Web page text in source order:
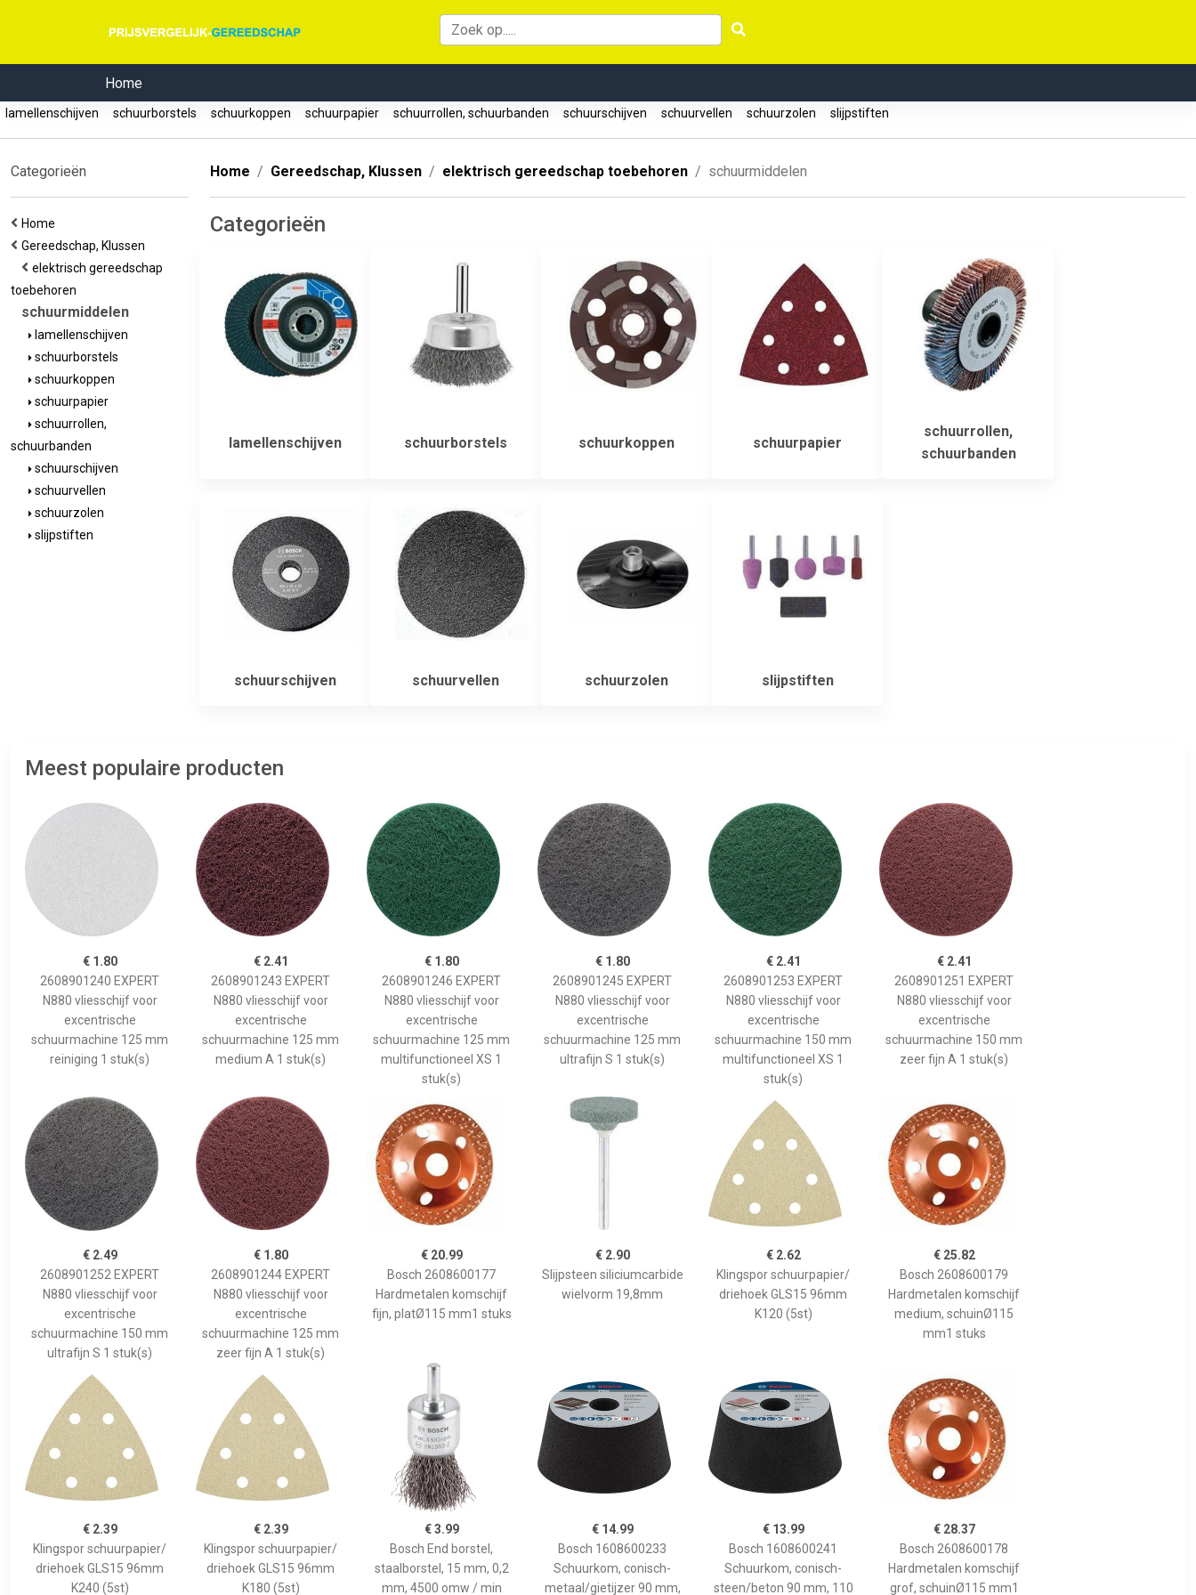
Home
lamellenschijven schuurborstels schuurkoppen schuurpapier schuurrollen, schuurbanden schuurschijven schuurvellen schuurzolen slijpstiften
Categorieën
Home
Gereedschap, Klussen
elektrisch gereedschap
toebehoren
schuurmiddelen
lamellenschijven
schuurborstels
schuurkoppen
schuurpapier
schuurrollen,
schuurbanden
schuurschijven
schuurvellen
schuurzolen
slijpstiften
Home Gereedschap, Klussen elektrisch gereedschap toebehoren schuurmiddelen
Categorieën
lamellenschijven schuurborstels schuurkoppen schuurpapier
schuurrollen,
schuurbanden
schuurschijven schuurvellen schuurzolen slijpstiften
Meest populaire producten
€ 1.80
2608901240 EXPERT
N880 vliesschijf voor
excentrische
schuurmachine 125 mm
reiniging 1 stuk(s)
€ 2.41
2608901243 EXPERT
N880 vliesschijf voor
excentrische
schuurmachine 125 mm
medium A 1 stuk(s)
€ 1.80
2608901246 EXPERT
N880 vliesschijf voor
excentrische
schuurmachine 125 mm
multifunctioneel XS 1
stuk(s)
€ 1.80
2608901245 EXPERT
N880 vliesschijf voor
excentrische
schuurmachine 125 mm
ultrafijn S 1 stuk(s)
€ 2.41
2608901253 EXPERT
N880 vliesschijf voor
excentrische
schuurmachine 150 mm
multifunctioneel XS 1
stuk(s)
€ 2.41
2608901251 EXPERT
N880 vliesschijf voor
excentrische
schuurmachine 150 mm
zeer fijn A 1 stuk(s)
€ 2.49
2608901252 EXPERT
N880 vliesschijf voor
excentrische
schuurmachine 150 mm
ultrafijn S 1 stuk(s)
€ 1.80
2608901244 EXPERT
N880 vliesschijf voor
excentrische
schuurmachine 125 mm
zeer fijn A 1 stuk(s)
€ 20.99
Bosch 2608600177
Hardmetalen komschijf
fijn, platØ115 mm1 stuks
€ 2.90
Slijpsteen siliciumcarbide
wielvorm 19,8mm
€ 2.62
Klingspor schuurpapier/
driehoek GLS15 96mm
K120 (5st)
€ 25.82
Bosch 2608600179
Hardmetalen komschijf
medium, schuinØ115
mm1 stuks
€ 2.39
Klingspor schuurpapier/
driehoek GLS15 96mm
K240 (5st)
€ 2.39
Klingspor schuurpapier/
driehoek GLS15 96mm
K180 (5st)
€ 3.99
Bosch End borstel,
staalborstel, 15 mm, 0,2
mm, 4500 omw / min
€ 14.99
Bosch 1608600233
Schuurkom, conisch-
metaal/gietijzer 90 mm,
€ 13.99
Bosch 1608600241
Schuurkom, conisch-
steen/beton 90 mm, 110
€ 28.37
Bosch 2608600178
Hardmetalen komschijf
grof, schuinØ115 mm1